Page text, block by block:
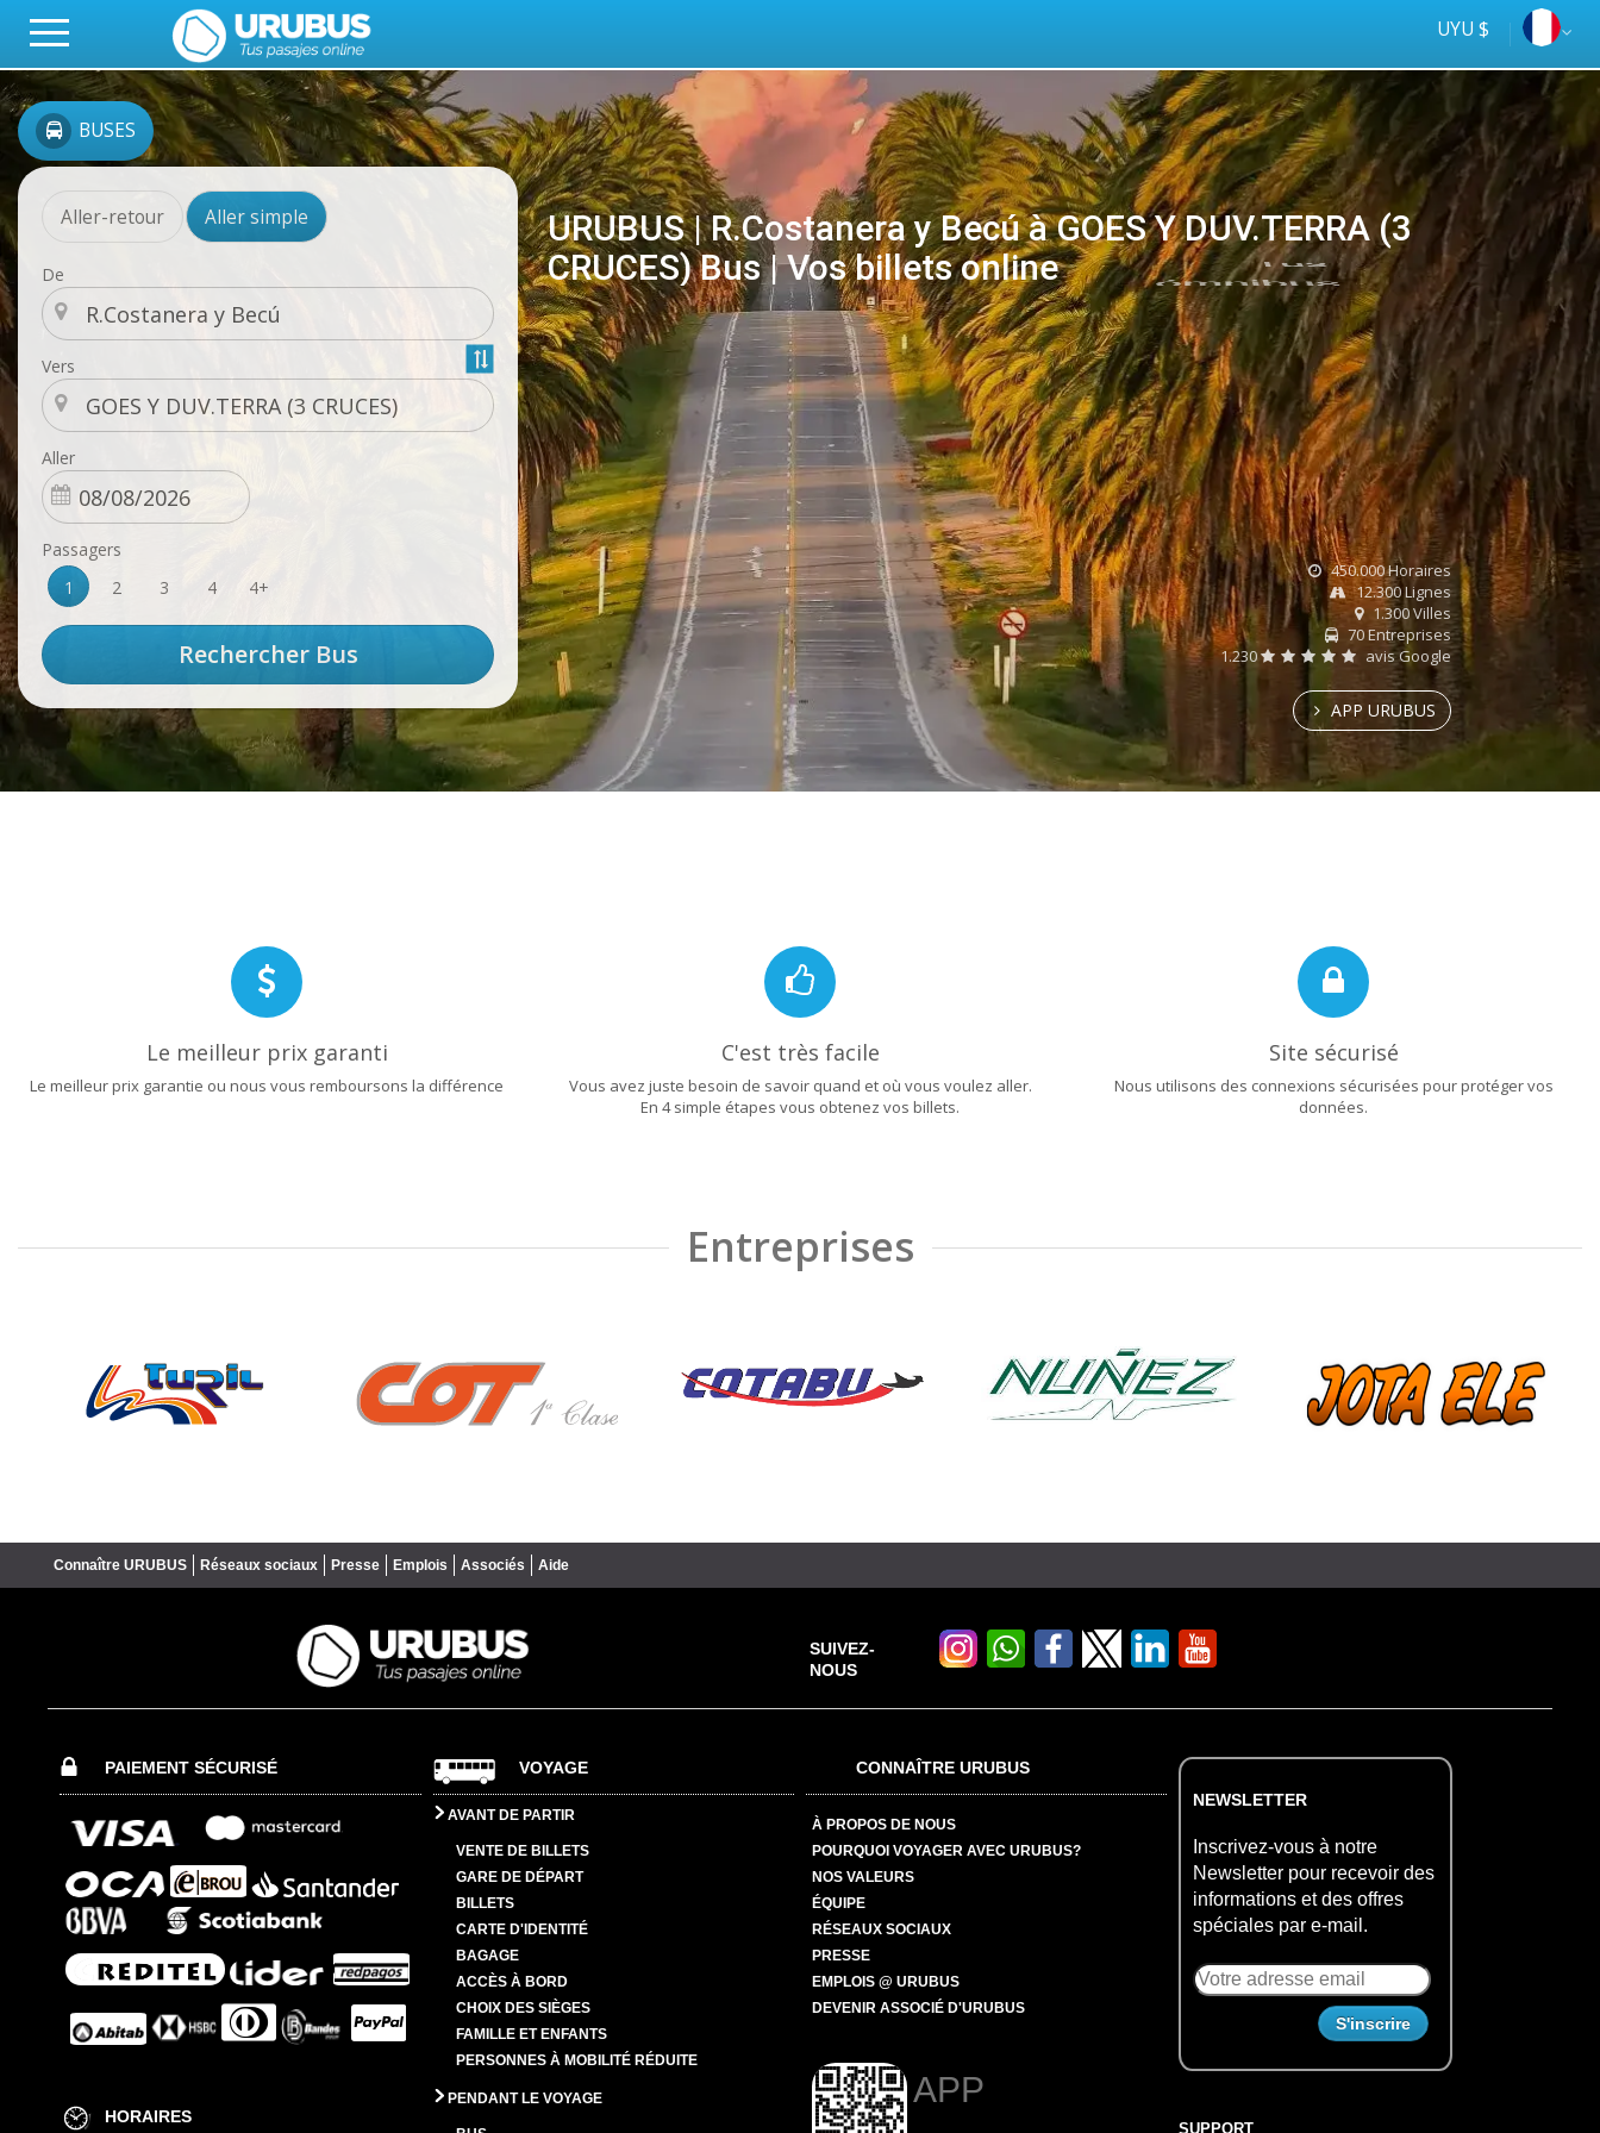
UYU $
BUSES
Aller-retour Aller simple
De
Vers
Aller
Passagers
1
2 3 4 4+
URUBUS | R.Costanera y Becú à GOES Y DUV.TERRA (3
CRUCES) Bus | Vos billets online
online
Tus
ómnibus
450.000 Horaires
12.300 Lignes
1.300 Villes
70 Entreprises
1.230
avis Google
APP URUBUS
Le meilleur prix garanti
Le meilleur prix garantie ou nous vous remboursons la différence
C'est très facile
Vous avez juste besoin de savoir quand et où vous voulez aller.
En 4 simple étapes vous obtenez vos billets.
Site sécurisé
Nous utilisons des connexions sécurisées pour protéger vos
données.
Entreprises
Connaître URUBUS Réseaux sociaux Presse Emplois Associés Aide
SUIVEZ-
NOUS
PAIEMENT SÉCURISÉ
HORAIRES
VOYAGE
AVANT DE PARTIR
VENTE DE BILLETS
GARE DE DÉPART
BILLETS
CARTE D'IDENTITÉ
BAGAGE
ACCÈS À BORD
CHOIX DES SIÈGES
FAMILLE ET ENFANTS
PERSONNES À MOBILITÉ RÉDUITE
PENDANT LE VOYAGE
CONNAÎTRE URUBUS
À PROPOS DE NOUS
POURQUOI VOYAGER AVEC URUBUS?
NOS VALEURS
ÉQUIPE
RÉSEAUX SOCIAUX
PRESSE
EMPLOIS @ URUBUS
DEVENIR ASSOCIÉ D'URUBUS
APP
NEWSLETTER
Inscrivez-vous à notre
Newsletter pour recevoir des
informations et des offres
spéciales par e-mail.
SUPPORT